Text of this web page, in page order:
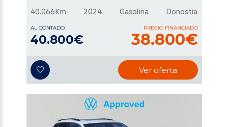
40.066Km
2024 Gasolina Donostia
AL CONTADO
40.800€
PRECIO FINANCIADO
38.800€
Ver oferta